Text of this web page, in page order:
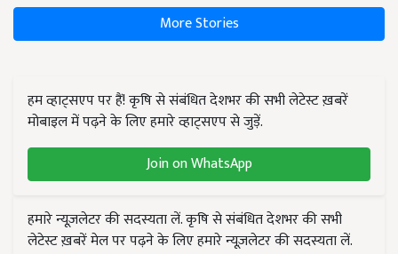
More Stories
हम व्हाट्सएप पर हैं! कृषि से संबंधित देशभर की सभी लेटेस्ट ख़बरें
मोबाइल में पढ़ने के लिए हमारे व्हाट्सएप से जुड़ें.
Join on WhatsApp
हमारे न्यूज़लेटर की सदस्यता लें. कृषि से संबंधित देशभर की सभी
लेटेस्ट ख़बरें मेल पर पढ़ने के लिए हमारे न्यूज़लेटर की सदस्यता लें.